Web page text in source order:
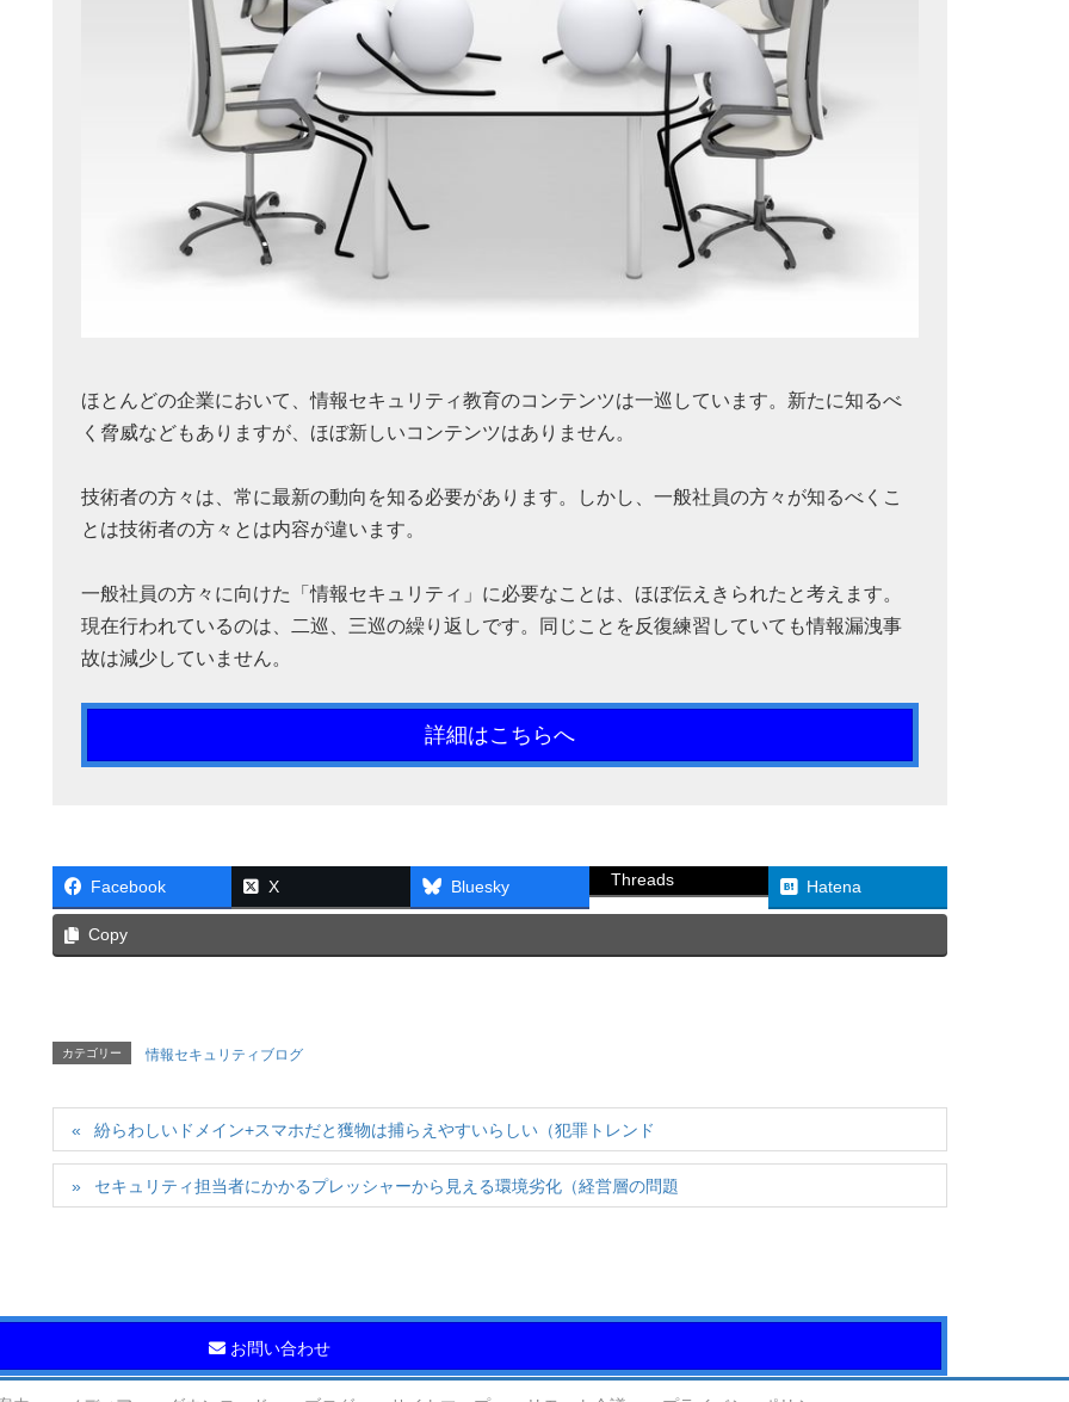
ほとんどの企業において、情報セキュリティ教育のコンテンツは一巡しています。新たに知るべ
く脅威などもありますが、ほぼ新しいコンテンツはありません。
技術者の方々は、常に最新の動向を知る必要があります。しかし、一般社員の方々が知るべくこ
とは技術者の方々とは内容が違います。
一般社員の方々に向けた「情報セキュリティ」に必要なことは、ほぼ伝えきられたと考えます。
現在行われているのは、二巡、三巡の繰り返しです。同じことを反復練習していても情報漏洩事
故は減少していません。
詳細はこちらへ
Facebook X Bluesky Threads Hatena
Copy
カテゴリー 情報セキュリティブログ
紛らわしいドメイン+スマホだと獲物は捕らえやすいらしい（犯罪トレンド
セキュリティ担当者にかかるプレッシャーから見える環境劣化（経営層の問題
お問い合わせ